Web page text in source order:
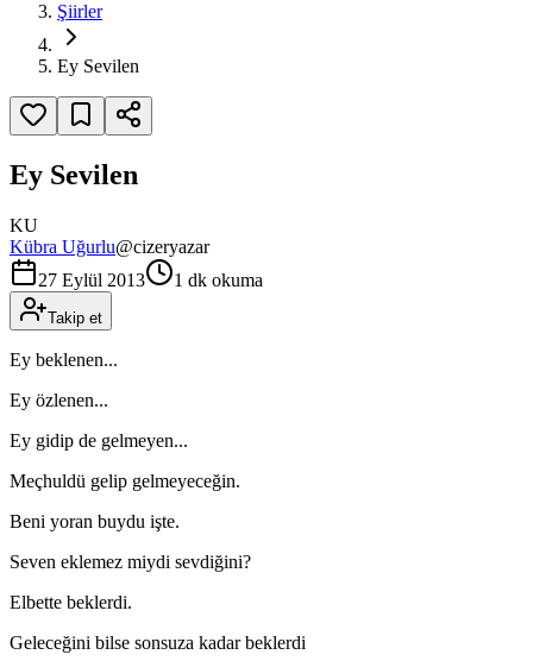
Şiirler
Ey Sevilen
Ey Sevilen
KU
Kübra Uğurlu@cizeryazar
27 Eylül 2013
1 dk okuma
Takip et
Ey beklenen...
Ey özlenen...
Ey gidip de gelmeyen...
Meçhuldü gelip gelmeyeceğin.
Beni yoran buydu işte.
Seven eklemez miydi sevdiğini?
Elbette beklerdi.
Geleceğini bilse sonsuza kadar beklerdi